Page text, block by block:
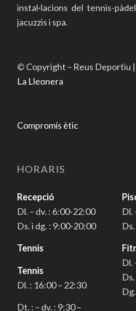
instal·lacions del tennis-
jacuzzis i spa.
© Copyright – Reus Deportiu
La Lleonera
Compromís ètic
HORARIS
Recepció
Dl. – dv. : 6:00-22:00
Ds. i dg. : 9:00-20:00
Tennis
Tennis
Dl. : 16:00 – 22:30
Dt. : – dv. : 9:30 –
Dl.
Dl.